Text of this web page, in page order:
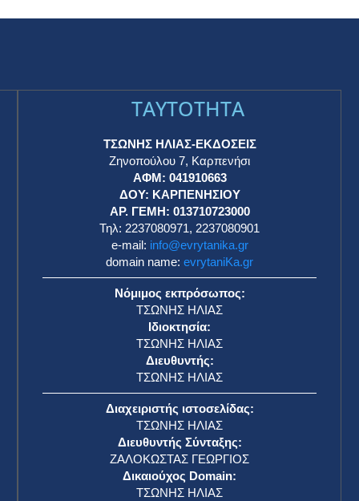
TAYTOTHTA
ΤΣΩΝΗΣ ΗΛΙΑΣ-ΕΚΔΟΣΕΙΣ
Ζηνοπούλου 7, Καρπενήσι
ΑΦΜ: 041910663
ΔΟΥ: ΚΑΡΠΕΝΗΣΙΟΥ
ΑΡ. ΓΕΜΗ: 013710723000
Τηλ: 2237080971, 2237080901
e-mail: info@evrytanika.gr
domain name: evrytaniKa.gr
Νόμιμος εκπρόσωπος:
ΤΣΩΝΗΣ ΗΛΙΑΣ
Ιδιοκτησία:
ΤΣΩΝΗΣ ΗΛΙΑΣ
Διευθυντής:
ΤΣΩΝΗΣ ΗΛΙΑΣ
Διαχειριστής ιστοσελίδας:
ΤΣΩΝΗΣ ΗΛΙΑΣ
Διευθυντής Σύνταξης:
ΖΑΛΟΚΩΣΤΑΣ ΓΕΩΡΓΙΟΣ
Δικαιούχος Domain:
ΤΣΩΝΗΣ ΗΛΙΑΣ